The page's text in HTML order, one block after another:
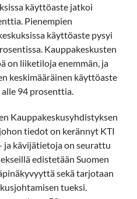
käyttöaste jatkoi
Pienempien
käyttöaste pysyi
Kauppakeskusten
on liiketiloja enemmän, ja
keskimääräinen käyttöaste
94 prosenttia.
Kauppakeskusyhdistyksen
tiedot on kerännyt KTI
kävijätietoja on seurattu
edistetään Suomen
sekä tarjotaan
tueksi.